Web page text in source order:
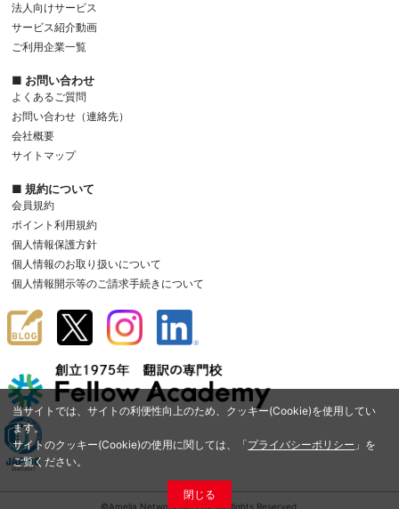
当サイトでは、サイトの利便性向上のため、クッキー(Cookie)を使用してい
ます。
サイトのクッキー(Cookie)の使用に関しては、「プライバシーポリシー 」を
ご覧ください。
閉じる
法人向けサービス
サービス紹介動画
ご利用企業一覧
■ お問い合わせ
よくあるご質問
お問い合わせ（連絡先）
会社概要
サイトマップ
■ 規約について
会員規約
ポイント利用規約
個人情報保護方針
個人情報のお取り扱いについて
個人情報開示等のご請求手続きについて
©Amelia Network Co.,Ltd. All Rights Reserved.